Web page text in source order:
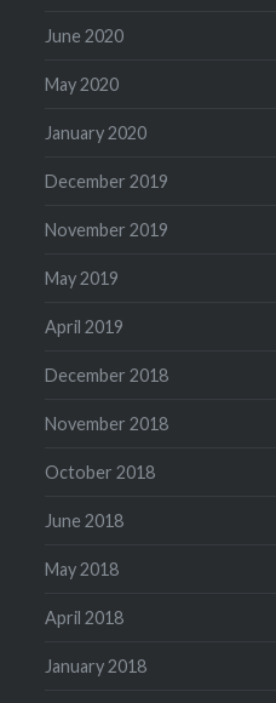
June 2020
May 2020
January 2020
December 2019
November 2019
May 2019
April 2019
December 2018
November 2018
October 2018
June 2018
May 2018
April 2018
January 2018